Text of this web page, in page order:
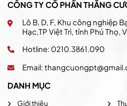
CÔNG TY CỔ PHẦN THẮNG
Lô B, D, F, Khu công nghiệp
Hạc,TP Việt Trì, tỉnh Phú Thọ,
Hotline: 0210.3861.090
Email:
DANH MỤC
Giới thiệu